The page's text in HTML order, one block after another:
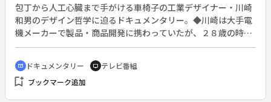
包丁から人工心臓まで手がける車椅子の工業デザイナー・川崎
和男のデザイン哲学に迫るドキュメンタリー。◆川崎は大手電
機メーカーで製品・商品開発に携わっていたが、２８歳の時に
交通事故に遭い、車椅子生活を余儀なくされるようになった。
その後、自ら川崎デザイン室を主宰し、企業戦略としてのデザ
インや、伝統工芸と先端技術を調和させた新分野を開拓してき
た。体が不自由な分、想像力がはたらくのだと言う。日本の現
cinematic_blur ドキュメンタリー tv テレビ番組
bookmark_add ブックマーク追加